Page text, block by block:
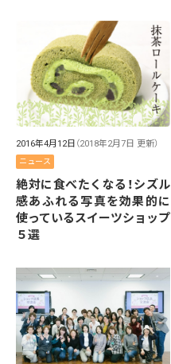
2016年4月12日 （2018年2月7日 更新）
ニュース
絶対に食べたくなる！シズル
感あふれる写真を効果的に
使っているスイーツショップ
５選